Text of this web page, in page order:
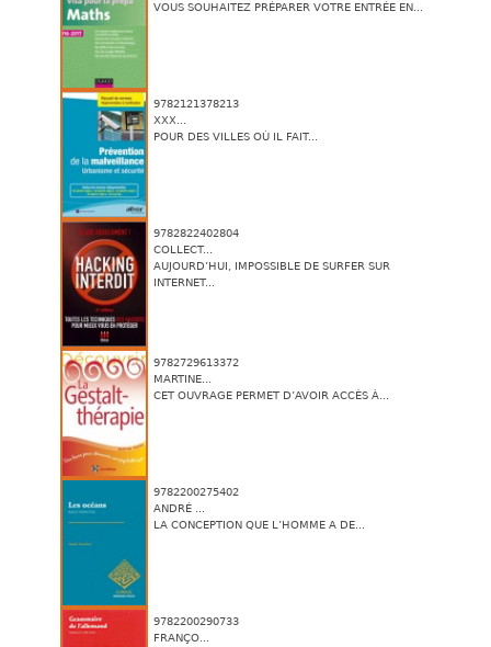
VOUS SOUHAITEZ PRÉPARER VOTRE ENTRÉE EN...
9782121378213
XXX...
POUR DES VILLES OÙ IL FAIT...
9782822402804
COLLECT...
AUJOURD’HUI, IMPOSSIBLE DE SURFER SUR
INTERNET...
9782729613372
MARTINE...
CET OUVRAGE PERMET D’AVOIR ACCÈS À...
9782200275402
ANDRÉ ...
LA CONCEPTION QUE L’HOMME A DE...
9782200290733
FRANÇO...